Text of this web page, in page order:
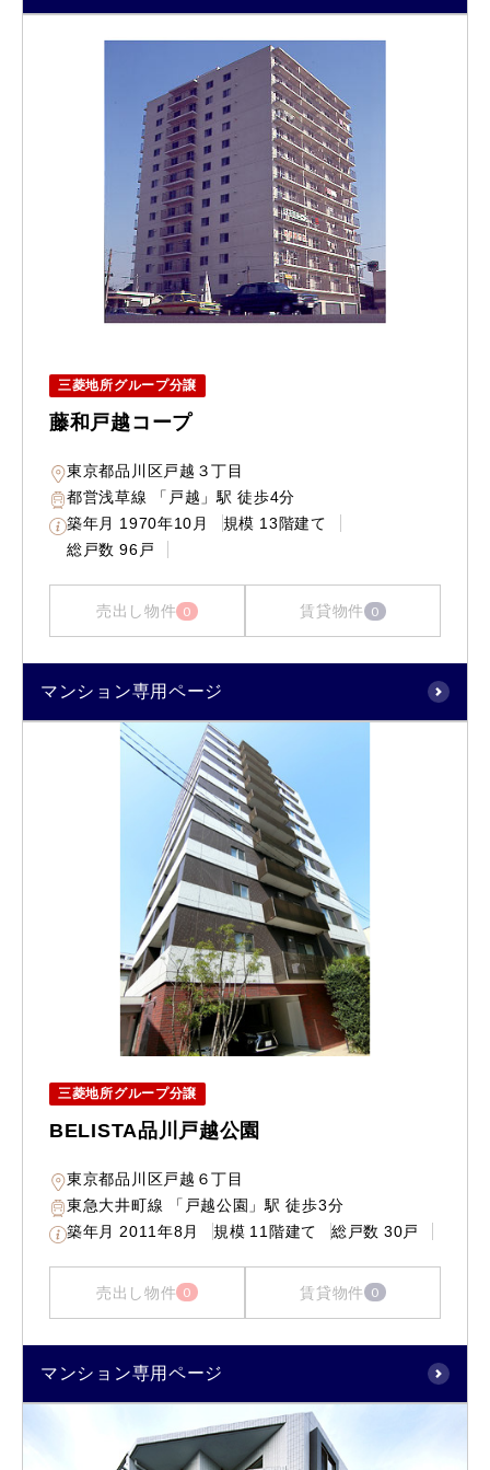
三菱地所グループ分譲
藤和戸越コープ
東京都品川区戸越３丁目
都営浅草線 「戸越」駅 徒歩4分
築年月 1970年10月 規模 13階建て
総戸数 96戸
売出し物件 0 賃貸物件 0
マンション専用ページ
三菱地所グループ分譲
BELISTA品川戸越公園
東京都品川区戸越６丁目
東急大井町線 「戸越公園」駅 徒歩3分
築年月 2011年8月 規模 11階建て 総戸数 30戸
売出し物件 0 賃貸物件 0
マンション専用ページ